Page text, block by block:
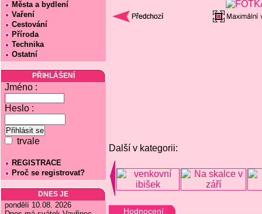
Města a bydlení
Vaření
Cestování
Příroda
Technika
Ostatní
PŘIHLÁŠENÍ
Jméno :
Heslo :
trvale
REGISTRACE
Proč se registrovat?
DNES JE
pondělí 10.08. 2026
Další v kategorii:
Hodnocení